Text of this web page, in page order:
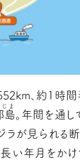
、約1時
島
ま
。年間を通
ラが見られる
長い年月をか